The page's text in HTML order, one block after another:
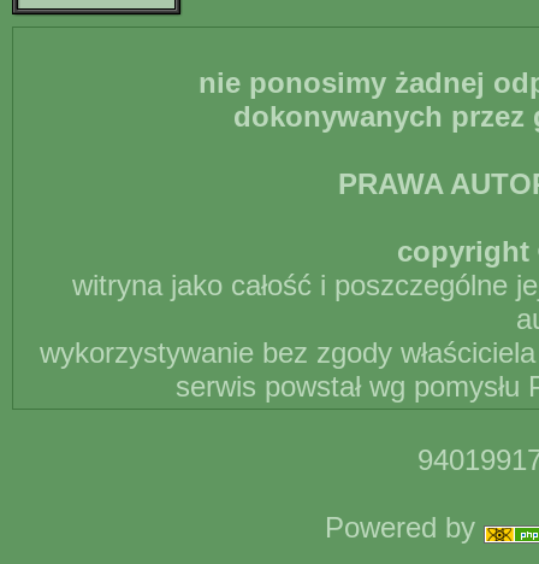
nie ponosimy żadnej
dokonywanych
PRAWA
copyright
witryna jako całość i poszczególne
wykorzystywanie bez zgody
serwis powstał wg
Powered by